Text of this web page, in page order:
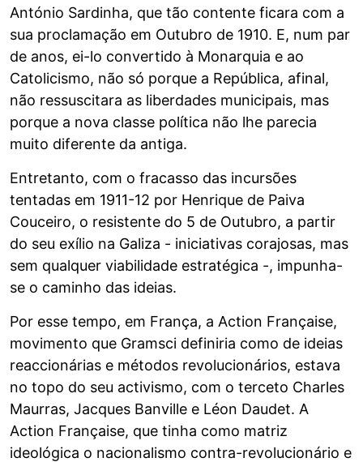
António Sardinha, que tão contente ficara com a
sua proclamação em Outubro de 1910. E, num par
de anos, ei-lo convertido à Monarquia e ao
Catolicismo, não só porque a República, afinal,
não ressuscitara as liberdades municipais, mas
porque a nova classe política não lhe parecia
muito diferente da antiga.
Entretanto, com o fracasso das incursões
tentadas em 1911-12 por Henrique de Paiva
Couceiro, o resistente do 5 de Outubro, a partir
do seu exílio na Galiza - iniciativas corajosas, mas
sem qualquer viabilidade estratégica -, impunha-
se o caminho das ideias.
Por esse tempo, em França, a Action Française,
movimento que Gramsci definiria como de ideias
reaccionárias e métodos revolucionários, estava
no topo do seu activismo, com o terceto Charles
Maurras, Jacques Banville e Léon Daudet. A
Action Française, que tinha como matriz
ideológica o nacionalismo contra-revolucionário e